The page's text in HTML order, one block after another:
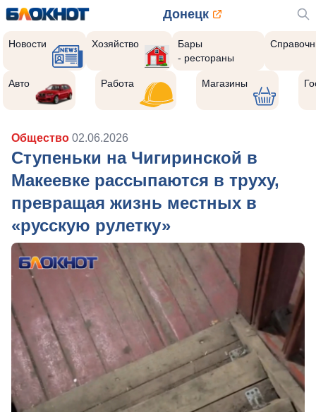
Донецк
Новости Хозяйство
Бары
- рестораны
Авто Работа Магазины
Общество 02.06.2026
Ступеньки на Чигиринской в
Макеевке рассыпаются в труху,
превращая жизнь местных в
«русскую рулетку»